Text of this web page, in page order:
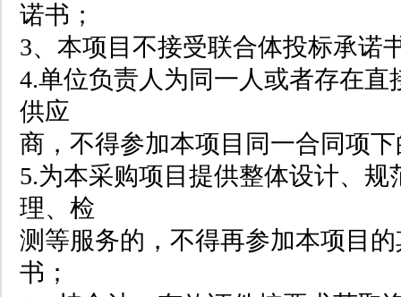
诺书；
3、本项目不接受联合体投标承诺
4.单位负责人为同一人或者存在
供应
商，不得参加本项目同一合同项
5.为本采购项目提供整体设计、
理、检
测等服务的，不得再参加本项目
书；